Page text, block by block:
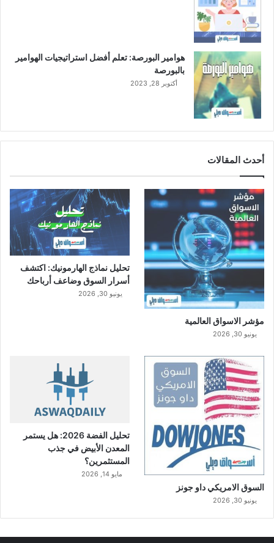
هوامير البورصة: تعلم أفضل استراتيجيات الهوامير
بالبورصة
أكتوبر 28, 2023
أحدث المقالات
مؤشر الاسواق العالمية
يونيو 30, 2026
تحليل نماذج الهارمونيك: اكتشف
أسرار السوق وضاعف أرباحك
يونيو 30, 2026
السوق الامريكي داو جونز
يونيو 30, 2026
تحليل الفضة 2026: هل يستمر
المعدن الأبيض في جذب
المستثمرين؟
مايو 14, 2026